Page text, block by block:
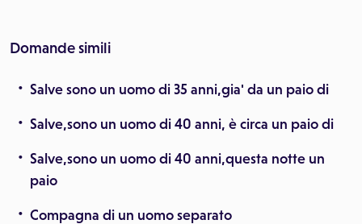
Domande simili
Salve sono un uomo di 35 anni,gia' da un paio di
Salve,sono un uomo di 40 anni, è circa un paio di
Salve,sono un uomo di 40 anni,questa notte un
paio
Compagna di un uomo separato